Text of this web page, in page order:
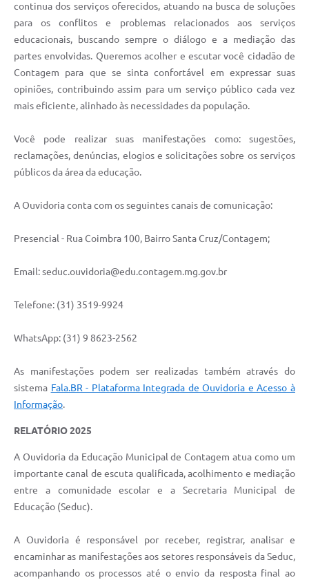
continua dos serviços oferecidos, atuando na busca de soluções
para os conflitos e problemas relacionados aos serviços
educacionais, buscando sempre o diálogo e a mediação das
partes envolvidas. Queremos acolher e escutar você cidadão de
Contagem para que se sinta confortável em expressar suas
opiniões, contribuindo assim para um serviço público cada vez
mais eficiente, alinhado às necessidades da população.
Você pode realizar suas manifestações como: sugestões,
reclamações, denúncias, elogios e solicitações sobre os serviços
públicos da área da educação.
A Ouvidoria conta com os seguintes canais de comunicação:
Presencial - Rua Coimbra 100, Bairro Santa Cruz/Contagem;
Email: seduc.ouvidoria@edu.contagem.mg.gov.br
Telefone: (31) 3519-9924
WhatsApp: (31) 9 8623-2562
As manifestações podem ser realizadas também através do
sistema Fala.BR - Plataforma Integrada de Ouvidoria e Acesso à
Informação.
RELATÓRIO 2025
A Ouvidoria da Educação Municipal de Contagem atua como um
importante canal de escuta qualificada, acolhimento e mediação
entre a comunidade escolar e a Secretaria Municipal de
Educação (Seduc).
A Ouvidoria é responsável por receber, registrar, analisar e
encaminhar as manifestações aos setores responsáveis da Seduc,
acompanhando os processos até o envio da resposta final ao